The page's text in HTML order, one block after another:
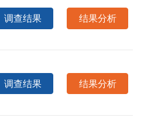
调查结果 结果分析
调查结果 结果分析